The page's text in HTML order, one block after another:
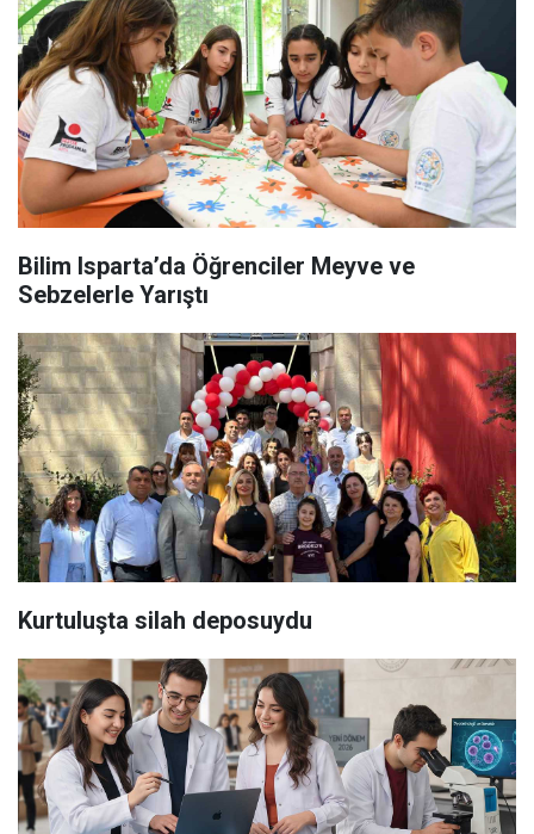
Bilim Isparta’da Öğrenciler Meyve ve
Sebzelerle Yarıştı
Kurtuluşta silah deposuydu